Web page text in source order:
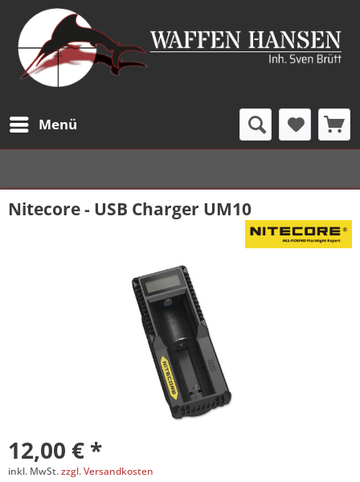
Menü
Nitecore - USB Charger UM10
12,00 € *
inkl. MwSt.zzgl. Versandkosten